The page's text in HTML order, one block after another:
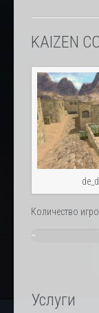
KAIZEN
Количество
~
Услуги